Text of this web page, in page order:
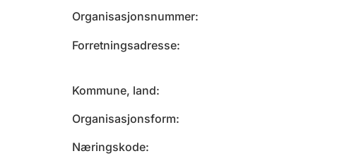
Organisasjonsnummer
Forretningsadresse
Kommune, land
Organisasjonsform
Næringskode